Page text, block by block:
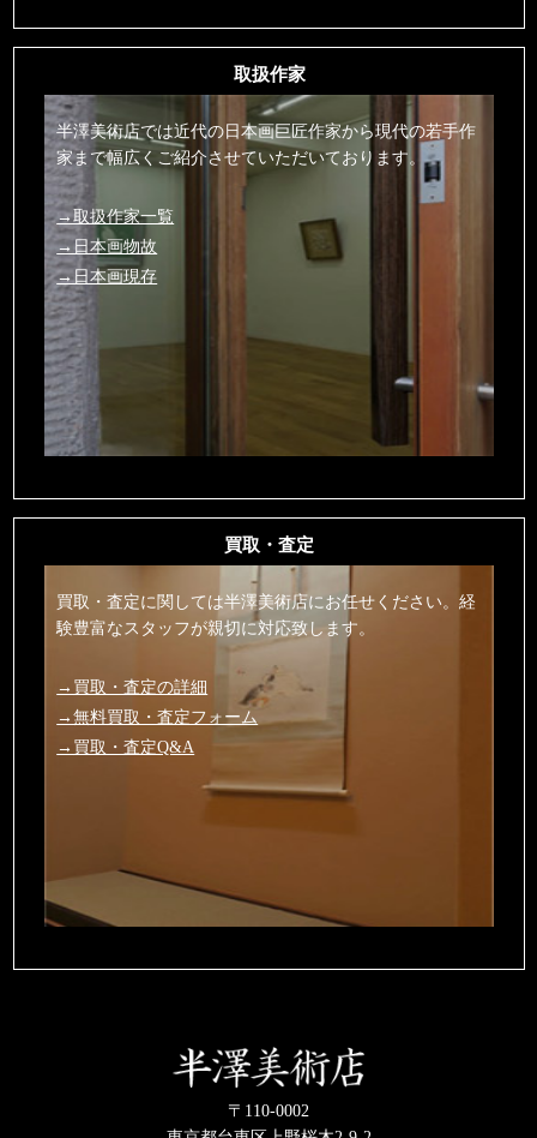
取扱作家
半澤美術店では近代の日本画巨匠作家から現代の若手作
家まで幅広くご紹介させていただいております。
→取扱作家一覧
→日本画物故
→日本画現存
買取・査定
買取・査定に関しては半澤美術店にお任せください。経
験豊富なスタッフが親切に対応致します。
→買取・査定の詳細
→無料買取・査定フォーム
→買取・査定Q&A
〒110-0002